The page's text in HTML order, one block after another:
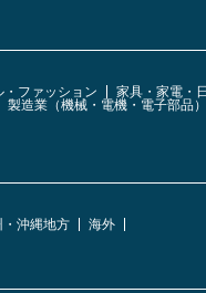
・ファッション 家具・家電・
製造業（機械・電機・電子部品）
・沖縄地方 海外